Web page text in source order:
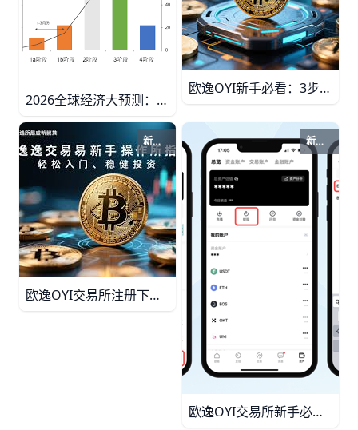
2026全球经济大预测：市场暴涨在即？ 2026年全球GDP预计增长3.2%，美股标普500冲6200点，中国沪深300目标4800。美联储降息、贸易摩擦与科技投资驱动市场，教你抓住8%-10%年化回报机会。
欧逸OYI新手必看：3步掌握加密市场暴涨机会！ 欧逸OYI平台新手指南，教你用K线图、实时行情和警报系统把握市场走势。注册领10USDT奖金，止损技巧让胜率提升70%，每天5分钟掌握交易秘诀！
新手指引
欧逸OYI交易所注册下载全攻略：新手10分钟速上手！ 欧逸OYI交易所新手指引，详细教程教你下载App、快速注册、KYC认证、USDT充值、买币交易和安全提现。10分钟掌握，抓住2026牛市机会！
新手指引
欧逸OYI交易所新手必看：3分钟速上手充值买币交易！ 欧逸OYI交易所新手指引，教你快速注册充值、C2C买USDT、现货交易BTC等操作。附实际例子和安全Tips，1小时掌握数字货币投资基础。